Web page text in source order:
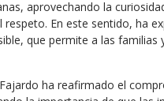
aprovechando la
En este sentido, ha
que permite a las
ha reafirmado el